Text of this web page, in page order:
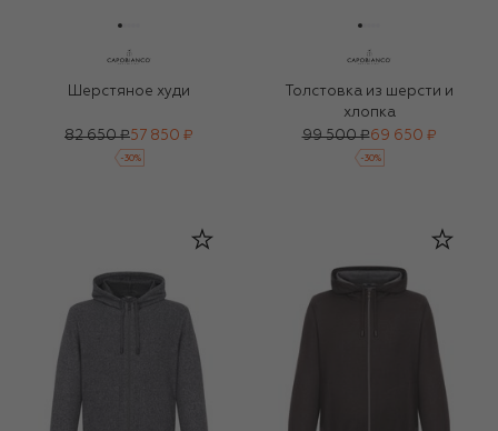
Шерстяное худи
82 650 ₽57 850 ₽
-30%
Толстовка из шерсти и
хлопка
99 500 ₽69 650 ₽
-30%